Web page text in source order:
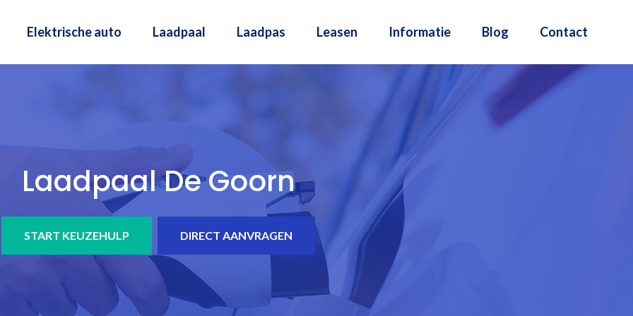
Elektrische auto Laadpaal Laadpas Leasen Informatie Blog Contact
Laadpaal De Goorn
START KEUZEHULP DIRECT AANVRAGEN